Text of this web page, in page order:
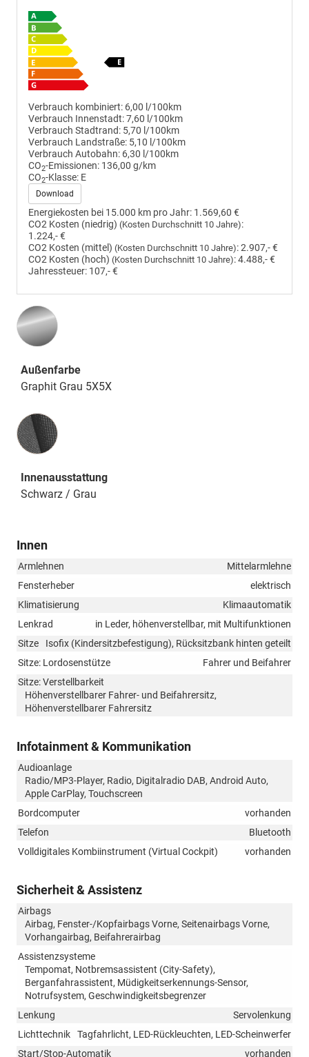
Verbrauch kombiniert: 6,00 l/100km
Verbrauch Innenstadt:7,60 l/100km
Verbrauch Stadtrand: 5,70 l/100km
Verbrauch Landstraße: 5,10 l/100km
Verbrauch Autobahn: 6,30 l/100km
CO2-Emissionen: 136,00 g/km
CO2-Klasse: E
Download
Energiekosten bei 15.000 km pro Jahr: 1.569,60 €
CO2 Kosten (niedrig) (Kosten Durchschnitt 10 Jahre):
1.224,- €
CO2 Kosten (mittel) (Kosten Durchschnitt 10 Jahre):2.907,- €
CO2 Kosten (hoch) (Kosten Durchschnitt 10 Jahre):4.488,- €
Jahressteuer: 107,- €
Außenfarbe
Graphit Grau 5X5X
Innenausstattung
Innenausstattung
Schwarz / Grau
Innen
Armlehnen
Mittelarmlehne
Fensterheber
elektrisch
Klimatisierung
Klimaautomatik
Lenkrad
in Leder, höhenverstellbar, mit Multifunktionen
Sitze
Isofix (Kindersitzbefestigung), Rücksitzbank hinten geteilt
Sitze: Lordosenstütze
Fahrer und Beifahrer
Sitze: Verstellbarkeit
Höhenverstellbarer Fahrer- und Beifahrersitz,
Höhenverstellbarer Fahrersitz
Infotainment & Kommunikation
Audioanlage
Radio/MP3-Player, Radio, Digitalradio DAB, Android Auto,
Apple CarPlay, Touchscreen
Bordcomputer
vorhanden
Telefon
Bluetooth
Volldigitales Kombiinstrument (Virtual Cockpit)
vorhanden
Sicherheit & Assistenz
Airbags
Airbag, Fenster-/Kopfairbags Vorne, Seitenairbags Vorne,
Vorhangairbag, Beifahrerairbag
Assistenzsysteme
Tempomat, Notbremsassistent (City-Safety),
Berganfahrassistent, Müdigkeitserkennungs-Sensor,
Notrufsystem, Geschwindigkeitsbegrenzer
Lenkung
Servolenkung
Lichttechnik
Tagfahrlicht, LED-Rückleuchten, LED-Scheinwerfer
Start/Stop-Automatik
vorhanden